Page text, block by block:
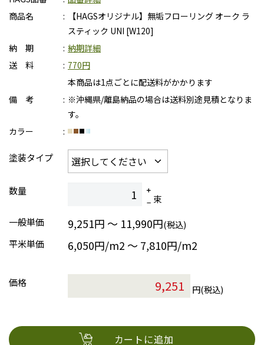
商品名
【HAGSオリジナル】無垢フローリング オーク ラ
スティック UNI [W120]
納 期
納期詳細
送 料
770円
本商品は1点ごとに配送料がかかります
備 考
※沖縄県/離島納品の場合は送料別途見積となりま
す。
カラー
塗装タイプ
数量
束
一般単価
9,251円 ～ 11,990円(税込)
平米単価
6,050円/m2 〜 7,810円/m2
価格
円(税込)
カートに追加